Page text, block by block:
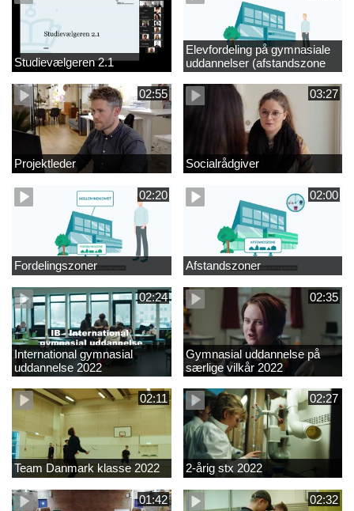
Studievælgeren 2.1
Elevfordeling på gymnasiale
uddannelser (afstandszone
redigeret)
02:55
Projektleder
03:27
Socialrådgiver
02:20
Fordelingszoner
02:00
Afstandszoner
02:24
International gymnasial
uddannelse 2022
02:35
Gymnasial uddannelse på
særlige vilkår 2022
02:11
Team Danmark klasse 2022
02:27
2-årig stx 2022
01:42 02:32